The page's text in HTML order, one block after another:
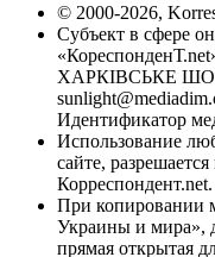
© 2000-2026,
Субъект в сфере
ХАРКІВСЬКЕ
Идентификатор
Использование
сайте,
Корреспондент.net.
При копировании
Украины и мира»,
прямая открытая